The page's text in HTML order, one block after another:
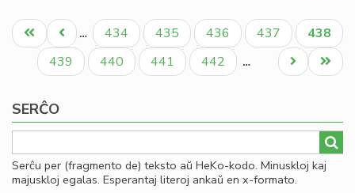
de
Pagination
Unua
paĝo
Antaŭa
paĝo
… Paĝo
434 Paĝo
435 Paĝo
436 Paĝo
437
Aktuala
paĝo
438
Paĝo
439 Paĝo
440 Paĝo
441 Paĝo
442 …
Last
page
Next
page
SERĈO
Serĉu per (fragmento de) teksto aŭ HeKo-kodo. Minuskloj kaj
majuskloj egalas. Esperantaj literoj ankaŭ en x-formato.